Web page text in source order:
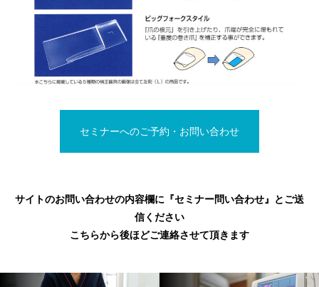
セミナーへのご予約・お問い合わせ
サイトのお問い合わせの内容欄に『セミナー問い合わせ』とご送
信ください
こちらから後ほどご連絡させて頂きます